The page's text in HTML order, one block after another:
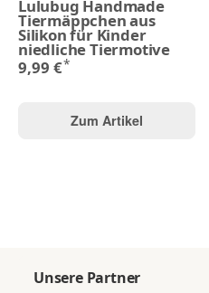
Lulubug Handmade
Tiermäppchen aus
Silikon für Kinder
niedliche Tiermotive
9,99 €*
Zum Artikel
Unsere Partner